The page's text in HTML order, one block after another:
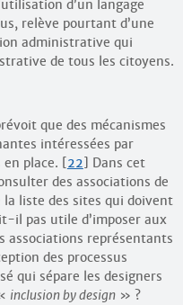
d’un langage
relève pourtant d’une
administrative qui
de tous les citoyens.
que des mécanismes
intéressées par
en place.
22
Dans cet
des associations de
liste des sites qui doivent
il pas utile d’imposer aux
associations représentants
des processus
qui sépare les designers
inclusion by design» ?